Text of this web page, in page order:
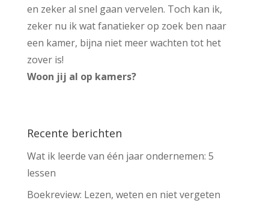
en zeker al snel gaan vervelen. Toch kan ik,
zeker nu ik wat fanatieker op zoek ben naar
een kamer, bijna niet meer wachten tot het
zover is!
Woon jij al op kamers?
Recente berichten
Wat ik leerde van één jaar ondernemen: 5
lessen
Boekreview: Lezen, weten en niet vergeten